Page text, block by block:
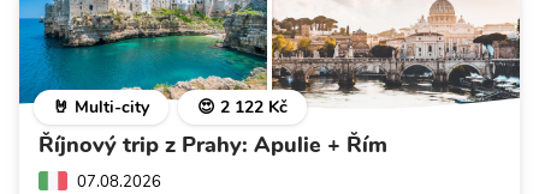
🤘 Multi-city 😍 2 122 Kč
Říjnový trip z Prahy: Apulie + Řím
07.08.2026